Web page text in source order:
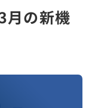
月の新機